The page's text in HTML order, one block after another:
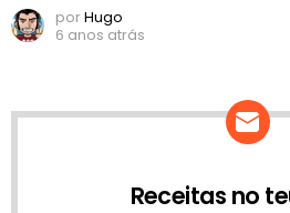
porHugo
6 anos atrás
Receitas no